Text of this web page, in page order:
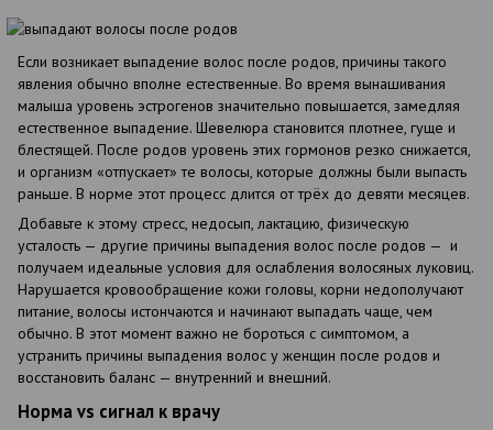
Если возникает выпадение волос после родов, причины такого
явления обычно вполне естественные. Во время вынашивания
малыша уровень эстрогенов значительно повышается, замедляя
естественное выпадение. Шевелюра становится плотнее, гуще и
блестящей. После родов уровень этих гормонов резко снижается,
и организм «отпускает» те волосы, которые должны были выпасть
раньше. В норме этот процесс длится от трёх до девяти месяцев.
Добавьте к этому стресс, недосып, лактацию, физическую
усталость — другие причины выпадения волос после родов — и
получаем идеальные условия для ослабления волосяных луковиц.
Нарушается кровообращение кожи головы, корни недополучают
питание, волосы истончаются и начинают выпадать чаще, чем
обычно. В этот момент важно не бороться с симптомом, а
устранить причины выпадения волос у женщин после родов и
восстановить баланс — внутренний и внешний.
Норма vs сигнал к врачу